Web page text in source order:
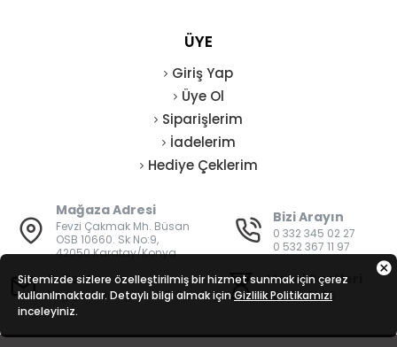
ÜYE
Giriş Yap
Üye Ol
Siparişlerim
İadelerim
Hediye Çeklerim
Mağaza Adresi
Fevzi Çakmak Mh. Büsan
OSB 10660. Sk No:9,
42050 Karatay/Konya
Bizi Arayın
0 332 345 02 27
0 532 367 11 97
E-Posta
bilgi@vatanisguvenligi.com
Mesai Saatleri
08:00 - 19:00
Sitemizde sizlere özelleştirilmiş bir hizmet sunmak için çerez
kullanılmaktadır. Detaylı bilgi almak için Gizlilik Politikamızı
inceleyiniz.